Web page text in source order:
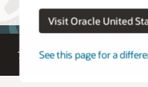
Visit Oracle United
See this page for a
プライバシー 個人情報保